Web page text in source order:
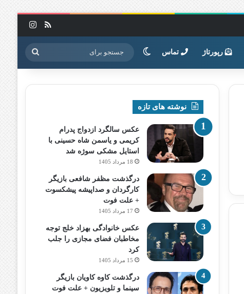
خوراک
رپورتاژ تماس تغییر پوسته جستجو
برای
نوشته های تازه
عکس سالگرد ازدواج پدرام
کریمی و یاسمن شاه‌ حسینی با
استایل مشکی سوژه شد
18 مرداد 1405
درگذشت مظفر شافعی بازیگر
کارگردان و صداپیشه پیشکسوت
+ علت فوت
17 مرداد 1405
عکس خانوادگی بهزاد خلج توجه
مخاطبان فضای مجازی را جلب
کرد
15 مرداد 1405
درگذشت کاوه کاویان بازیگر
سینما و تلویزیون + علت فوت